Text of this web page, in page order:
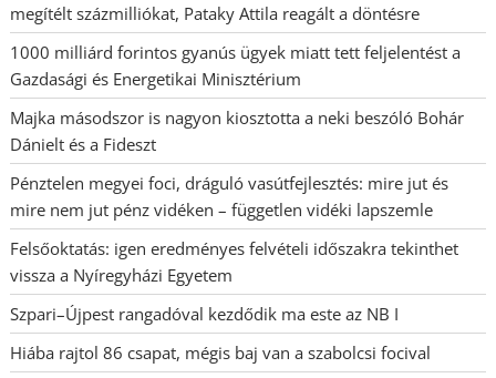
megítélt százmilliókat, Pataky Attila reagált a döntésre
1000 milliárd forintos gyanús ügyek miatt tett feljelentést a
Gazdasági és Energetikai Minisztérium
Majka másodszor is nagyon kiosztotta a neki beszóló Bohár
Dánielt és a Fideszt
Pénztelen megyei foci, dráguló vasútfejlesztés: mire jut és
mire nem jut pénz vidéken – független vidéki lapszemle
Felsőoktatás: igen eredményes felvételi időszakra tekinthet
vissza a Nyíregyházi Egyetem
Szpari–Újpest rangadóval kezdődik ma este az NB I
Hiába rajtol 86 csapat, mégis baj van a szabolcsi focival